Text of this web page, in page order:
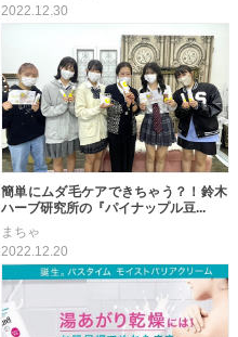
2022.12.30
簡単にムダ毛ケアできちゃう？！鈴木
ハーブ研究所の『パイナップル豆...
まちゃ
2022.12.20